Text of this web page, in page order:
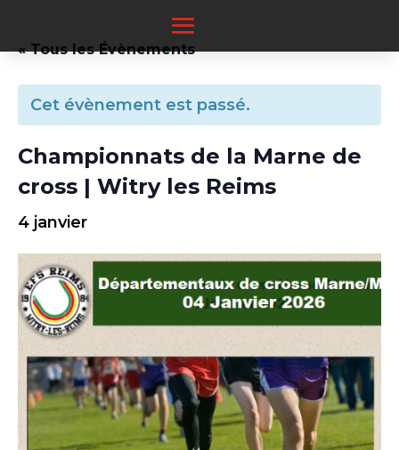
« Tous les Évènements
Cet évènement est passé.
Championnats de la Marne de
cross | Witry les Reims
4 janvier